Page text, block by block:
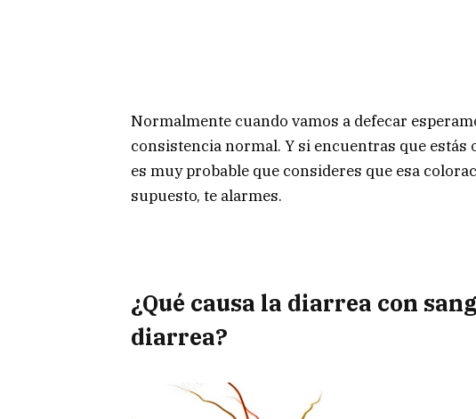
Normalmente cuando vamos a defecar
consistencia normal. Y si encuentras que estás
es muy probable que consideres que esa
supuesto, te alarmes.
¿Qué causa la diarrea con
diarrea?